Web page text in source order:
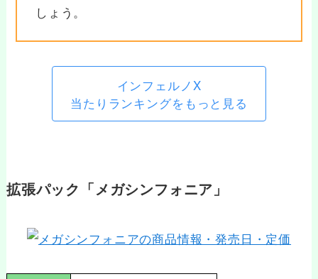
しょう。
インフェルノX
当たりランキングをもっと見る
拡張パック「メガシンフォニア」